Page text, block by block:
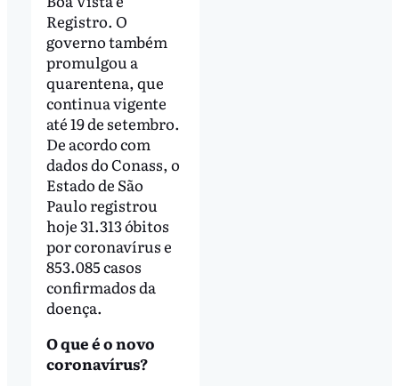
Registro. O
governo também
promulgou a
quarentena, que
continua vigente
até 19 de setembro.
De acordo com
dados do Conass, o
Estado de São
Paulo registrou
hoje 31.313 óbitos
por coronavírus e
853.085 casos
confirmados da
doença.
O que é o novo
coronavírus?